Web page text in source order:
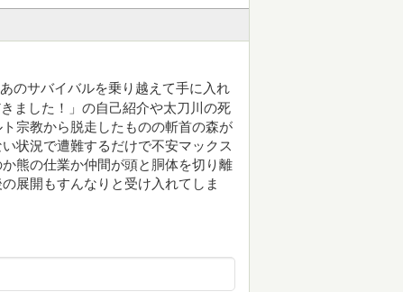
のサバイバルを乗り越えて手に入れ
ました！」の自己紹介や太刀川の死
宗教から脱走したものの斬首の森が
状況で遭難するだけで不安マックス
熊の仕業か仲間が頭と胴体を切り離
展開もすんなりと受け入れてしま